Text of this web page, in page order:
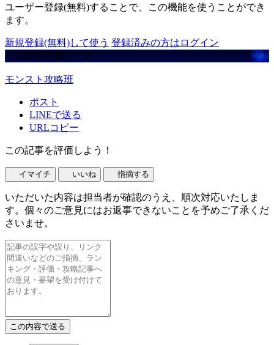
ユーザー登録(無料)することで、この機能を使うことができ
ます。
新規登録(無料)して使う 登録済みの方はログイン
この記事を書いた人
モンスト攻略班
ポスト
LINEで送る
URLコピー
この記事を評価しよう！
イマイチ いいね 指摘する
いただいた内容は担当者が確認のうえ、順次対応いたしま
す。個々のご意見にはお返事できないことを予めご了承くだ
さいませ。